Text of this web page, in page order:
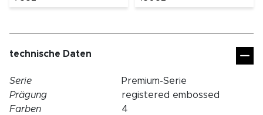
technische Daten
Serie
Premium-Serie
Prägung
registered embossed
Farben
4